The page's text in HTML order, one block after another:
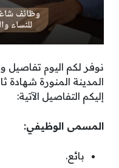
نوفر لكم اليوم
المدينة المنورة شهادة
إليكم التفاصيل الآتية:
المسمى الوظيفي:
بائع.